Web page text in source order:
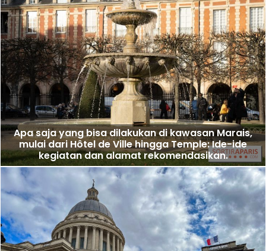
Apa saja yang bisa dilakukan di kawasan Marais,
mulai dari Hôtel de Ville hingga Temple: Ide-ide
kegiatan dan alamat rekomendasikan.